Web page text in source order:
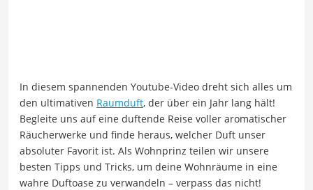
In diesem spannenden Youtube-Video dreht sich alles um
den ultimativen Raumduft, der über ein Jahr lang hält!
Begleite uns auf eine duftende Reise voller aromatischer
Räucherwerke und finde heraus, welcher Duft unser
absoluter Favorit ist. Als Wohnprinz teilen wir unsere
besten Tipps und Tricks, um deine Wohnräume in eine
wahre Duftoase zu verwandeln – verpass das nicht!